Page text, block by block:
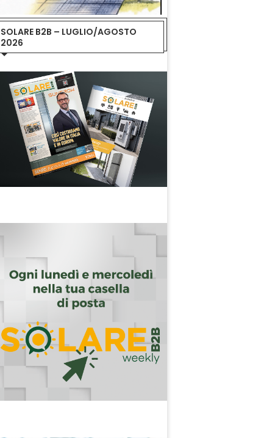
SOLARE B2B – LUGLIO/AGOSTO
2026